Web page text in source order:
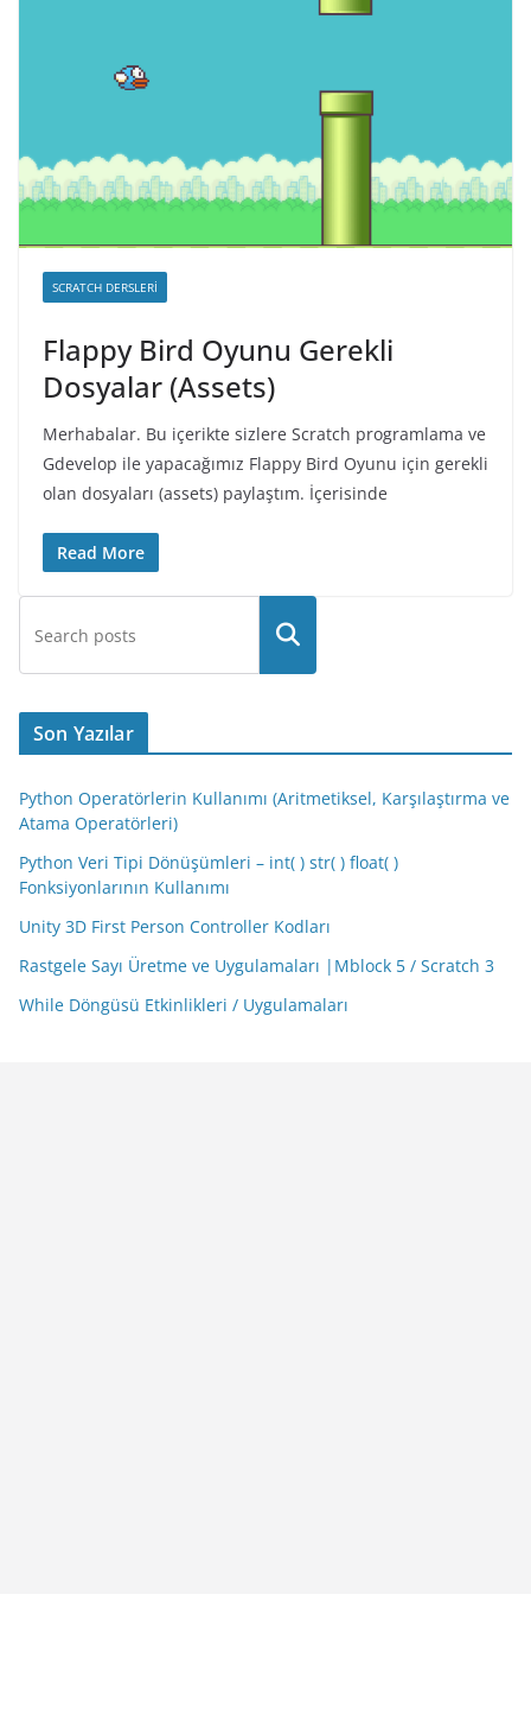
SCRATCH DERSLERI
Flappy Bird Oyunu Gerekli
Dosyalar (Assets)
Merhabalar. Bu içerikte sizlere Scratch programlama ve
Gdevelop ile yapacağımız Flappy Bird Oyunu için gerekli
olan dosyaları (assets) paylaştım. İçerisinde
Read More
Son Yazılar
Python Operatörlerin Kullanımı (Aritmetiksel, Karşılaştırma ve
Atama Operatörleri)
Python Veri Tipi Dönüşümleri – int( ) str( ) float( )
Fonksiyonlarının Kullanımı
Unity 3D First Person Controller Kodları
Rastgele Sayı Üretme ve Uygulamaları |Mblock 5 / Scratch 3
While Döngüsü Etkinlikleri / Uygulamaları